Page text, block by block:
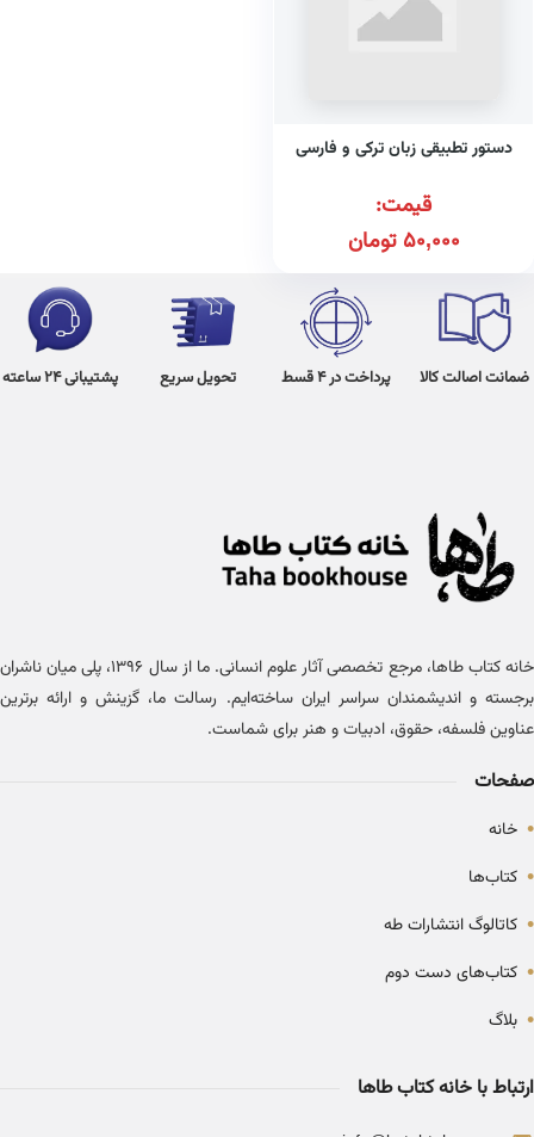
دستور تطبیقی زبان ترکی و فارسی
قیمت:
50,000 تومان
ضمانت اصالت کالا پرداخت در 4 قسط تحویل سریع پشتیبانی 24 ساعته
خانه کتاب طاها، مرجع تخصصی آثار علوم انسانی. ما از سال ۱۳۹۶، پلی میان ناشران
برجسته و اندیشمندان سراسر ایران ساخته‌ایم. رسالت ما، گزینش و ارائه برترین
عناوین فلسفه، حقوق، ادبیات و هنر برای شماست.
صفحات
• خانه
• کتاب‌ها
• کاتالوگ انتشارات طه
• کتاب‌های دست دوم
• بلاگ
ارتباط با خانه کتاب طاها